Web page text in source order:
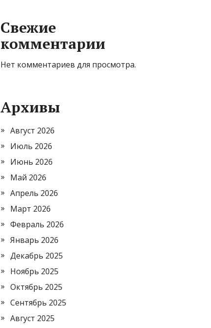
Свежие
комментарии
Нет комментариев для просмотра.
Архивы
Август 2026
Июль 2026
Июнь 2026
Май 2026
Апрель 2026
Март 2026
Февраль 2026
Январь 2026
Декабрь 2025
Ноябрь 2025
Октябрь 2025
Сентябрь 2025
Август 2025